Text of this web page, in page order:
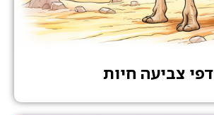
דפי צביעה חיות